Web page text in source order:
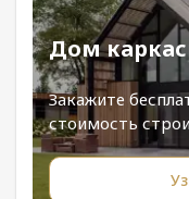
Дом
Закажите
стоимость